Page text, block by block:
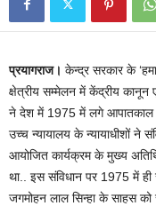
प्रयागराज। केन्द्र सरकार के
क्षेत्रीय सम्मेलन में केंद्रीय कानून
ने देश में 1975 में लगे आपातकाल
उच्च न्यायालय के न्यायाधीशों ने
आयोजित कार्यक्रम के मुख्य
था.. इस संविधान पर 1975 में ही
जगमोहन लाल सिन्हा के साहस